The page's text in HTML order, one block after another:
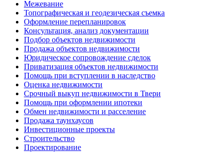
Межевание
Топографическая и геодезическая съемка
Оформление перепланировок
Консультация, анализ документации
Подбор объектов недвижимости
Продажа объектов недвижимости
Юридическое сопровождение сделок
Приватизация объектов недвижимости
Помощь при вступлении в наследство
Оценка недвижимости
Срочный выкуп недвижимости в Твери
Помощь при оформлении ипотеки
Обмен недвижимости и расселение
Продажа таунхаусов
Инвестиционные проекты
Строительство
Проектирование